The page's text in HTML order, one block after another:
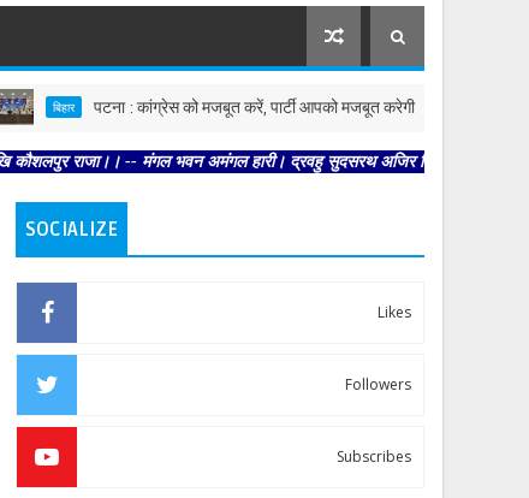
पटना : कांग्रेस को मजबूत करें, पार्टी आपको मजबूत करेगी : कृष्णा अल्लावारू
-- मंगल भवन अमंगल हारी। द्रवहु सुदसरथ अजिर बिहारी ।। -- सब नर करहिं
SOCIALIZE
Likes
Followers
Subscribes